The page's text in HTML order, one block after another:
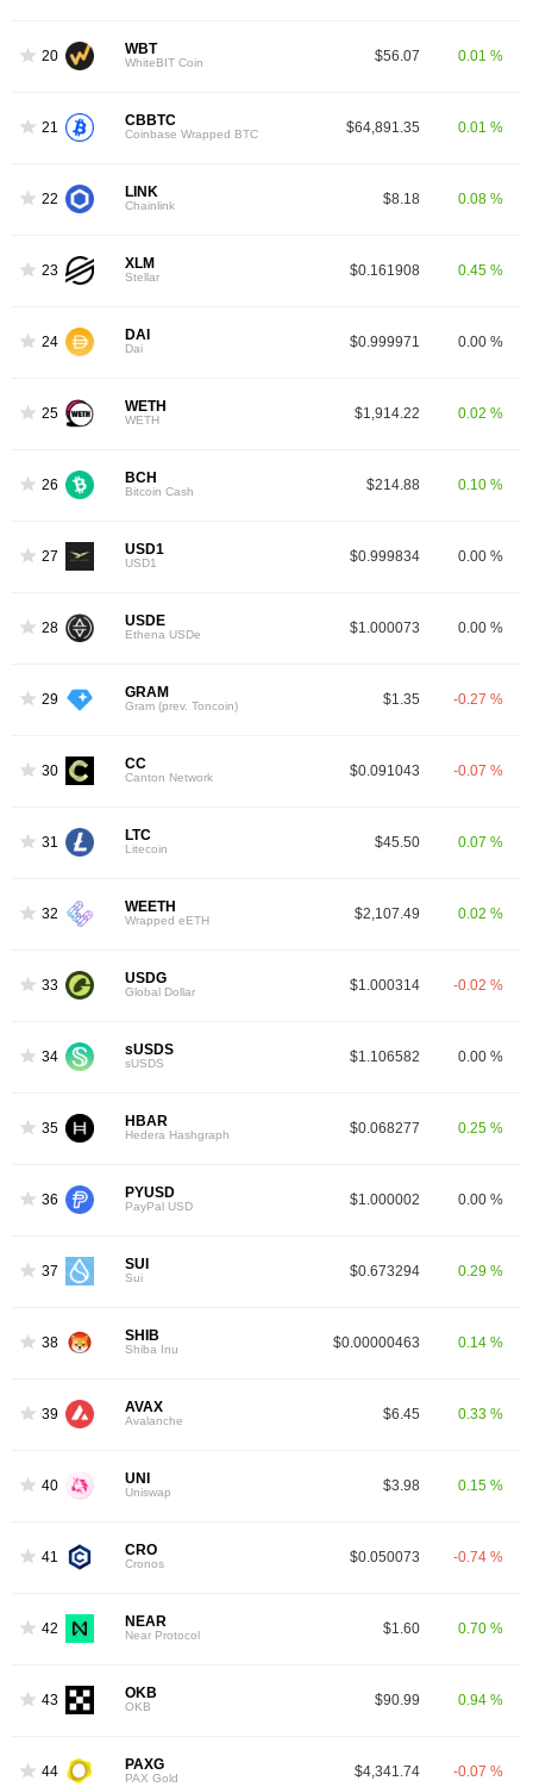
20 WBT
WhiteBIT Coin $56.07 0.01 %
21 CBBTC
Coinbase Wrapped BTC $64,891.35 0.01 %
22 LINK
Chainlink $8.18 0.08 %
23 XLM
Stellar $0.161908 0.45 %
24 DAI
Dai $0.999971 0.00 %
25 WETH
WETH $1,914.22 0.02 %
26 BCH
Bitcoin Cash $214.88 0.10 %
27 USD1
USD1 $0.999834 0.00 %
28 USDE
Ethena USDe $1.000073 0.00 %
29 GRAM
Gram (prev. Toncoin) $1.35 -0.27 %
30 CC
Canton Network $0.091043 -0.07 %
31 LTC
Litecoin $45.50 0.07 %
32 WEETH
Wrapped eETH $2,107.49 0.02 %
33 USDG
Global Dollar $1.000314 -0.02 %
34 sUSDS
sUSDS $1.106582 0.00 %
35 HBAR
Hedera Hashgraph $0.068277 0.25 %
36 PYUSD
PayPal USD $1.000002 0.00 %
37 SUI
Sui $0.673294 0.29 %
38 SHIB
Shiba Inu $0.00000463 0.14 %
39 AVAX
Avalanche $6.45 0.33 %
40 UNI
Uniswap $3.98 0.15 %
41 CRO
Cronos $0.050073 -0.74 %
42 NEAR
Near Protocol $1.60 0.70 %
43 OKB
OKB $90.99 0.94 %
44 PAXG
PAX Gold $4,341.74 -0.07 %